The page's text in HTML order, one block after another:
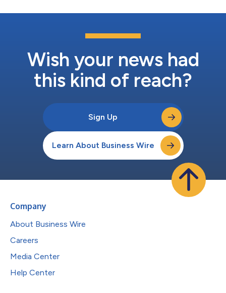
扩展USB-C、USB 3.2 10 Gbps Gen2或DisplayPort 8.1 Gbps
DisplayPort 1.4a互操作性的透明和非透明(LTTPR)架构； 功能齐全
的电子标记控制器，支持电源传输(PD 3.0)，可处理USB-C供...
Wish your news had
this kind of reach?
Sign Up
Learn About Business Wire
Company
About Business Wire
Careers
Media Center
Help Center